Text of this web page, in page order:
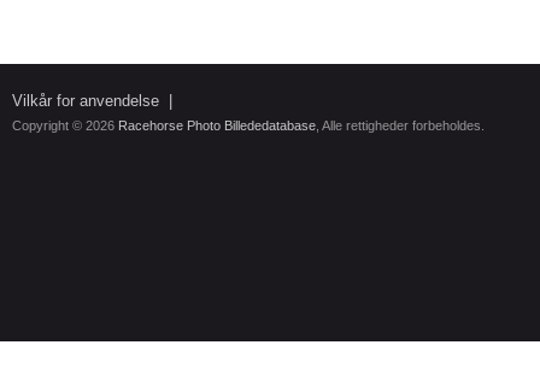
Vilkår for anvendelse
Copyright © 2026 Racehorse Photo Billededatabase , Alle rettigheder forbeholdes.